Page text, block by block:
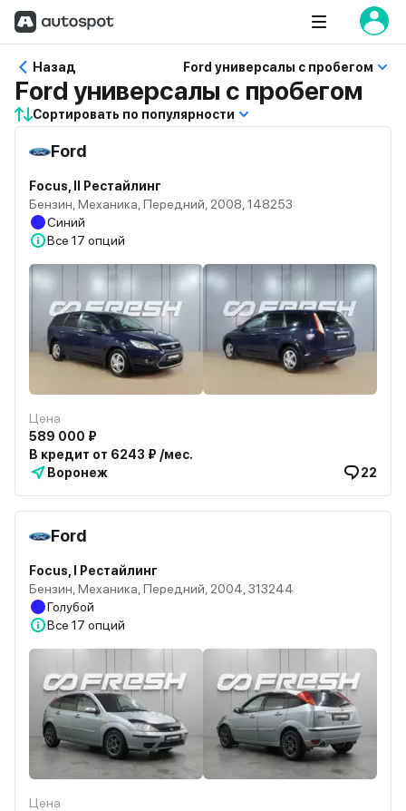
Назад Ford универсалы с пробегом
Ford универсалы с пробегом
Сортировать по популярности
Ford
Focus, II Рестайлинг
Бензин, Механика, Передний, 2008, 148253
Синий
Все 17 опций
Цена
589 000 ₽
В кредит от 6243 ₽ /мес.
Воронеж
22
Ford
Focus, I Рестайлинг
Бензин, Механика, Передний, 2004, 313244
Голубой
Все 17 опций
Цена